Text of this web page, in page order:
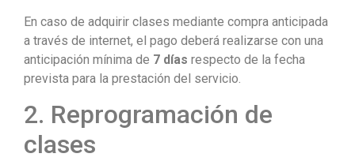
En caso de adquirir clases mediante compra anticipada
a través de internet, el pago deberá realizarse con una
anticipación mínima de 7 días respecto de la fecha
prevista para la prestación del servicio.
2. Reprogramación de
clases